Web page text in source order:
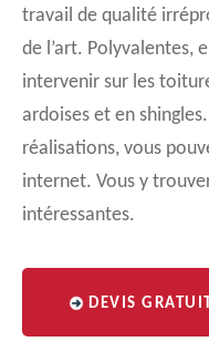
travail de qualité
de l’art. Polyvalentes,
intervenir sur les
ardoises et en
réalisations, vous
internet. Vous y
intéressantes.
DEVIS GRATUIT